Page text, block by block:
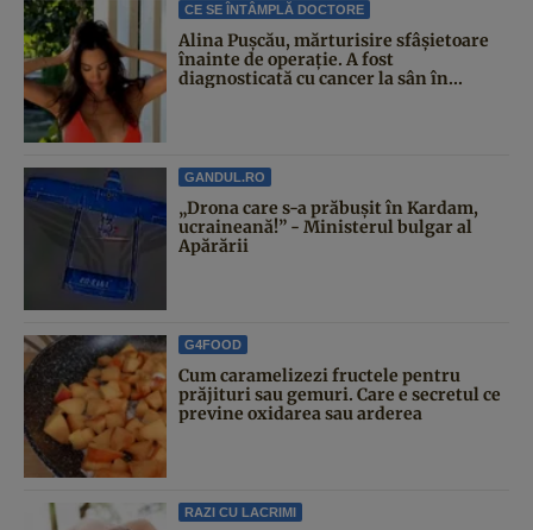
CE SE ÎNTÂMPLĂ DOCTORE
Alina Pușcău, mărturisire sfâșietoare
înainte de operație. A fost
diagnosticată cu cancer la sân în...
GANDUL.RO
„Drona care s-a prăbușit în Kardam,
ucraineană!” - Ministerul bulgar al
Apărării
G4FOOD
Cum caramelizezi fructele pentru
prăjituri sau gemuri. Care e secretul ce
previne oxidarea sau arderea
RAZI CU LACRIMI